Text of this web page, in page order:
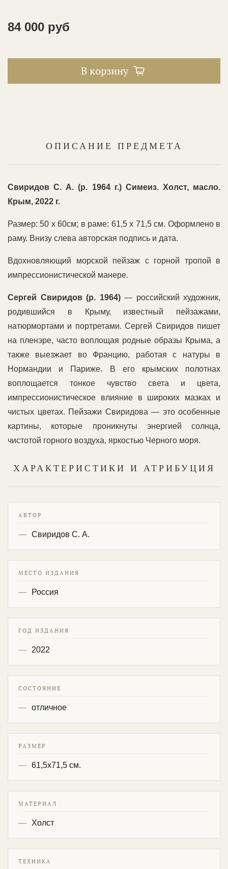
84 000 руб
В корзину
ОПИСАНИЕ ПРЕДМЕТА
Свиридов С. А. (р. 1964 г.) Симеиз. Холст, масло.
Крым, 2022 г.
Размер: 50 х 60см; в раме: 61,5 х 71,5 см. Оформлено в
раму. Внизу слева авторская подпись и дата.
Вдохновляющий морской пейзаж с горной тропой в
импрессионистической манере.
Сергей Свиридов (р. 1964)— российский художник,
родившийся в Крыму, известный пейзажами,
натюрмортами и портретами. Сергей Свиридов пишет
на пленэре, часто воплощая родные образы Крыма, а
также выезжает во Францию, работая с натуры в
Нормандии и Париже. В его крымских полотнах
воплощается тонкое чувство света и цвета,
импрессионистическое влияние в широких мазках и
чистых цветах. Пейзажи Свиридова — это особенные
картины, которые проникнуты энергией солнца,
чистотой горного воздуха, яркостью Черного моря.
ХАРАКТЕРИСТИКИ И АТРИБУЦИЯ
АВТОР
Свиридов С. А.
МЕСТО ИЗДАНИЯ
Россия
ГОД ИЗДАНИЯ
2022
СОСТОЯНИЕ
отличное
РАЗМЕР
61,5х71,5 см.
МАТЕРИАЛ
Холст
ТЕХНИКА